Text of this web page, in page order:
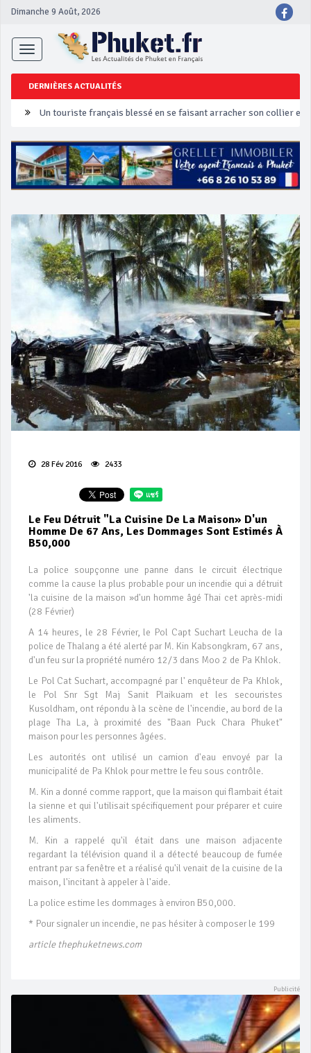
Dimanche 9 Août, 2026
Toggle
navigation
DERNIÈRES ACTUALITÉS
Un touriste français blessé en se faisant arracher son collier en
Phuket Peranakan Festival
‘Phuket Eye’ assurera la sécurité pendant Songkran
Campagne de sécurité routière ‘Seven Days of Danger’ de
28 Fév 2016 2433
Le Feu Détruit "la Cuisine De La Maison» D'un
Homme De 67 Ans, Les Dommages Sont Estimés À
B50,000
La police soupçonne une panne dans le circuit électrique
comme la cause la plus probable pour un incendie qui a détruit
'la cuisine de la maison »d'un homme âgé Thai cet après-midi
(28 Février)
A 14 heures, le 28 Février, le Pol Capt Suchart Leucha de la
police de Thalang a été alerté par M. Kin Kabsongkram, 67 ans,
d'un feu sur la propriété numéro 12/3 dans Moo 2 de Pa Khlok.
Le Pol Cat Suchart, accompagné par l' enquêteur de Pa Khlok,
le Pol Snr Sgt Maj Sanit Plaikuam et les secouristes
Kusoldham, ont répondu à la scène de l'incendie, au bord de la
plage Tha La, à proximité des "Baan Puck Chara Phuket"
maison pour les personnes âgées.
Les autorités ont utilisé un camion d'eau envoyé par la
municipalité de Pa Khlok pour mettre le feu sous contrôle.
M. Kin a donné comme rapport, que la maison qui flambait était
la sienne et qui l'utilisait spécifiquement pour préparer et cuire
les aliments.
M. Kin a rappelé qu'il était dans une maison adjacente
regardant la télévision quand il a détecté beaucoup de fumée
entrant par sa fenêtre et a réalisé qu'il venait de la cuisine de la
maison, l'incitant à appeler à l'aide.
La police estime les dommages à environ B50,000.
* Pour signaler un incendie, ne pas hésiter à composer le 199
article thephuketnews.com